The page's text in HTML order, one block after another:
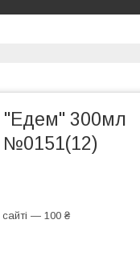
"Едем" 300мл
№0151(12)
— 100 ₴